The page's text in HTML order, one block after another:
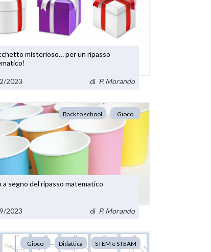
misterioso… per un ripasso
2023 di P. Morando
Back to school Gioco
a segno del ripasso matematico
2023 di P. Morando
Gioco Didattica STEM e STEAM